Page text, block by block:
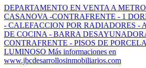
DEPARTAMENTO EN VENTA A
CASANOVA -CONTRAFRENTE - 1
- CALEFACCION POR RADIADORES -
DE COCINA - BARRA
CONTRAFRENTE - PISOS DE
LUMINOSO Más informaciones en
www.jbcdesarrollosinmobiliarios.com